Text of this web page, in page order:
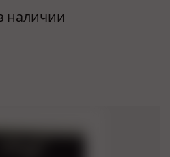
наличии